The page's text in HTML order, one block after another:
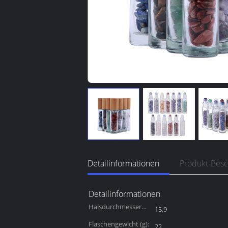
Detailinformationen Produkt-
Detailinformationen
Halsdurchmesser
15,9
Flaschengewicht (g):